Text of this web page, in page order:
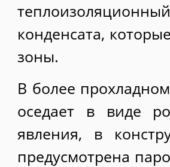
конденсата,
зоны.
В более
оседает в виде
явления, в
предусмотрена